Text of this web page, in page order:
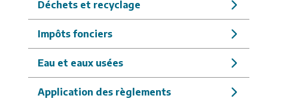
Déchets et recyclage
Impôts fonciers
Eau et eaux usées
Application des règlements